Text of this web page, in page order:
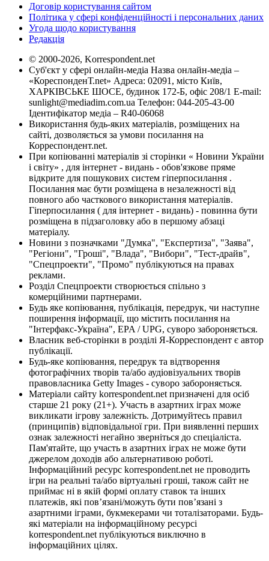
Договір користування сайтом
Політика у сфері конфіденційності і персональних даних
Угода щодо користування
Редакція
© 2000-2026, Korrespondent.net
Суб'єкт у сфері онлайн-медіа Назва онлайн-медіа –
«КореспонденТ.net» Адреса: 02091, місто Київ,
ХАРКІВСЬКЕ ШОСЕ, будинок 172-Б, офіс 208/1 E-mail:
sunlight@mediadim.com.ua Телефон: 044-205-43-00
Ідентифікатор медіа – R40-06068
Використання будь-яких матеріалів, розміщених на
сайті, дозволяється за умови посилання на
Корреспондент.net.
При копіюванні матеріалів зі сторінки « Новини України
і світу» , для інтернет - видань - обов'язкове пряме
відкрите для пошукових систем гіперпосилання .
Посилання має бути розміщена в незалежності від
повного або часткового використання матеріалів.
Гіперпосилання ( для інтернет - видань) - повинна бути
розміщена в підзаголовку або в першому абзаці
матеріалу.
Новини з позначками "Думка", "Експертиза", "Заява",
"Регіони", "Гроші", "Влада", "Вибори", "Тест-драйв",
"Спецпроекти", "Промо" публікуються на правах
реклами.
Розділ Спецпроекти створюється спільно з
комерційними партнерами.
Будь яке копіювання, публікація, передрук, чи наступне
поширення інформації, що містить посилання на
"Інтерфакс-Україна", EPA / UPG, суворо забороняється.
Власник веб-сторінки в розділі Я-Корреспондент є автор
публікації.
Будь-яке копіювання, передрук та відтворення
фотографічних творів та/або аудіовізуальних творів
правовласника Getty Images - суворо забороняється.
Матеріали сайту korrespondent.net призначені для осіб
старше 21 року (21+). Участь в азартних іграх може
викликати ігрову залежність. Дотримуйтесь правил
(принципів) відповідальної гри. При виявленні перших
ознак залежності негайно зверніться до спеціаліста.
Пам'ятайте, що участь в азартних іграх не може бути
джерелом доходів або альтернативою роботі.
Інформаційний ресурс korrespondent.net не проводить
ігри на реальні та/або віртуальні гроші, також сайт не
приймає ні в якій формі оплату ставок та інших
платежів, які пов’язані/можуть бути пов’язані з
азартними іграми, букмекерами чи тоталізаторами. Будь-
які матеріали на інформаційному ресурсі
korrespondent.net публікуються виключно в
інформаційних цілях.